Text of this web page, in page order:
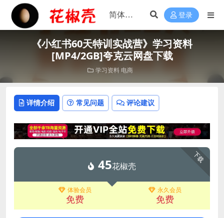
登录
《小红书60天特训实战营》学习资料
[MP4/2GB]夸克云网盘下载
学习资料 电商
详情介绍 常见问题 评论建议
下载
45花椒壳
体验会员
免费
永久会员
免费